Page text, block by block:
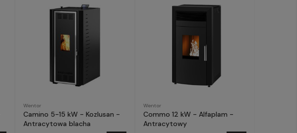
Wentor
Camino 5-15 kW - Kozlusan -
Antracytowa blacha
Wentor
Commo 12 kW - Alfaplam -
Antracytowy